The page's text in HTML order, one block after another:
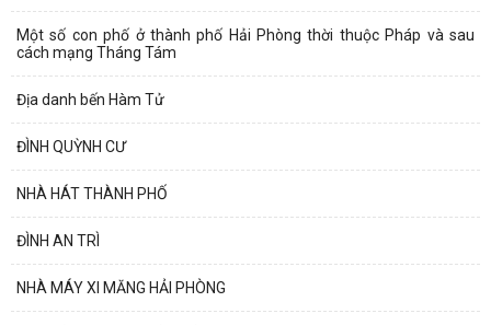
Một số con phố ở thành phố Hải Phòng thời thuộc Pháp và sau
cách mạng Tháng Tám
Địa danh bến Hàm Tử
ĐÌNH QUỲNH CƯ
NHÀ HÁT THÀNH PHỐ
ĐÌNH AN TRÌ
NHÀ MÁY XI MĂNG HẢI PHÒNG